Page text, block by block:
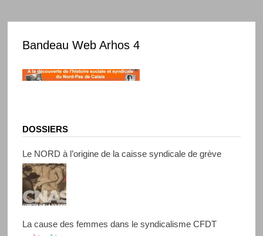
Bandeau Web Arhos 4
DOSSIERS
Le NORD à l’origine de la caisse syndicale de grève
La cause des femmes dans le syndicalisme CFDT